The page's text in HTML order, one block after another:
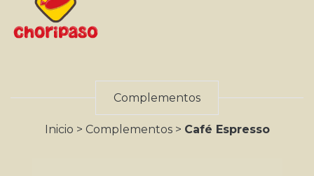
Complementos
Inicio > Complementos > Café Espresso